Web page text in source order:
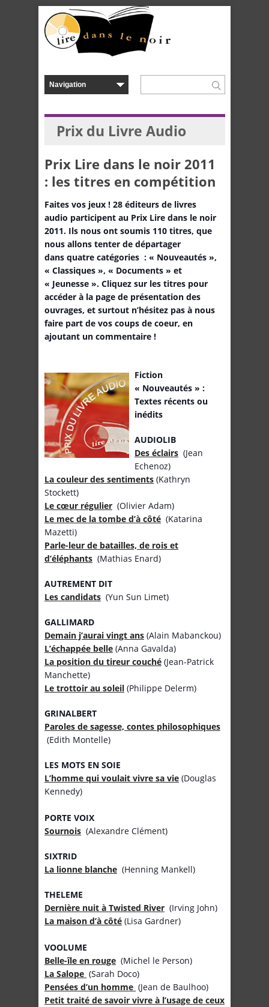
Prix du Livre Audio
Prix Lire dans le noir 2011
: les titres en compétition
Faites vos jeux ! 28 éditeurs de livres
audio participent au Prix Lire dans le noir
2011. Ils nous ont soumis 110 titres, que
nous allons tenter de départager
dans quatre catégories : « Nouveautés »,
« Classiques », « Documents » et
« Jeunesse ». Cliquez sur les titres pour
accéder à la page de présentation des
ouvrages, et surtout n’hésitez pas à nous
faire part de vos coups de coeur, en
ajoutant un commentaire !
Fiction
« Nouveautés » :
Textes récents ou
inédits
AUDIOLIB
Des éclairs (Jean
Echenoz)
La couleur des sentiments (Kathryn
Stockett)
Le cœur régulier (Olivier Adam)
Le mec de la tombe d’à côté (Katarina
Mazetti)
Parle-leur de batailles, de rois et
d’éléphants (Mathias Enard)
AUTREMENT DIT
Les candidats (Yun Sun Limet)
GALLIMARD
Demain j’aurai vingt ans (Alain Mabanckou)
L’échappée belle (Anna Gavalda)
La position du tireur couché (Jean-Patrick
Manchette)
Le trottoir au soleil (Philippe Delerm)
GRINALBERT
Paroles de sagesse, contes philosophiques
(Edith Montelle)
LES MOTS EN SOIE
L’homme qui voulait vivre sa vie (Douglas
Kennedy)
PORTE VOIX
Sournois (Alexandre Clément)
SIXTRID
La lionne blanche (Henning Mankell)
THELEME
Dernière nuit à Twisted River (Irving John)
La maison d’à côté (Lisa Gardner)
VOOLUME
Belle-île en rouge (Michel le Person)
La Salope (Sarah Doco)
Pensées d’un homme (Jean de Baulhoo)
Petit traité de savoir vivre à l’usage de ceux